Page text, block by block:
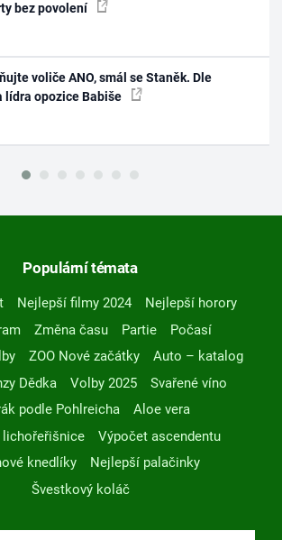
bez povolení
voliče ANO, smál se Staněk. Dle
lídra opozice Babiše
Populární témata
Nejlepší filmy 2024
Nejlepší horory
Změna času Partie
Počasí
ZOO Nové začátky
Auto – katalog
Dědka
Volby 2025
Svařené víno
podle Pohlreicha
Aloe vera
lichořeřišnice
Výpočet ascendentu
knedlíky
Nejlepší palačinky
Švestkový koláč